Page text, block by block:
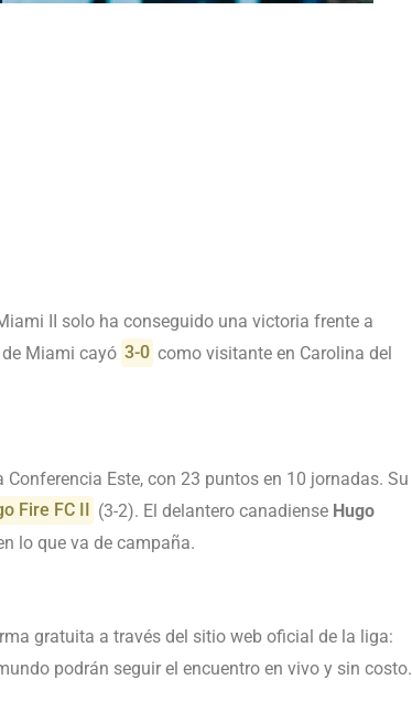
II solo ha conseguido una victoria frente a
Miami cayó 3-0 como visitante en Carolina del
Este, con 23 puntos en 10 jornadas. Su
Fire FC II (3-2). El delantero canadiense Hugo
lo que va de campaña.
gratuita a través del sitio web oficial de la liga:
podrán seguir el encuentro en vivo y sin costo.